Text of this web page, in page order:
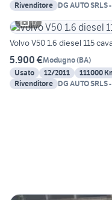
Rivenditore DG AUTO SRLS
17
Volvo V50 1.6 diesel 115
5.900 €Modugno(BA)
Usato
12/2011 111000
Rivenditore DG AUTO SRLS